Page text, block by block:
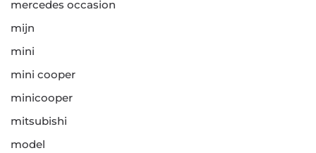
mercedes occasion
mijn
mini
mini cooper
minicooper
mitsubishi
model